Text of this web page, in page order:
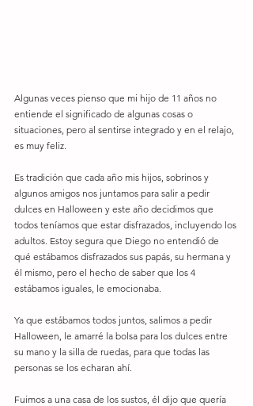
Algunas veces pienso que mi hijo de 11 años no
entiende el significado de algunas cosas o
situaciones, pero al sentirse integrado y en el relajo,
es muy feliz.
Es tradición que cada año mis hijos, sobrinos y
algunos amigos nos juntamos para salir a pedir
dulces en Halloween y este año decidimos que
todos teníamos que estar disfrazados, incluyendo los
adultos. Estoy segura que Diego no entendió de
qué estábamos disfrazados sus papás, su hermana y
él mismo, pero el hecho de saber que los 4
estábamos iguales, le emocionaba.
Ya que estábamos todos juntos, salimos a pedir
Halloween, le amarré la bolsa para los dulces entre
su mano y la silla de ruedas, para que todas las
personas se los echaran ahí.
Fuimos a una casa de los sustos, él dijo que quería